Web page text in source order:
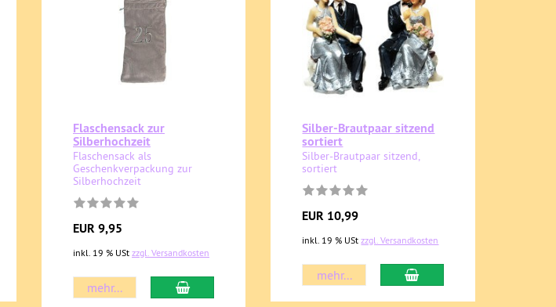
Flaschensack zur
Silberhochzeit
Flaschensack als
Geschenkverpackung zur
Silberhochzeit
EUR 9,95
inkl. 19 % USt zzgl. Versandkosten
mehr...
Silber-Brautpaar sitzend
sortiert
Silber-Brautpaar sitzend,
sortiert
EUR 10,99
inkl. 19 % UStzzgl. Versandkosten
mehr...